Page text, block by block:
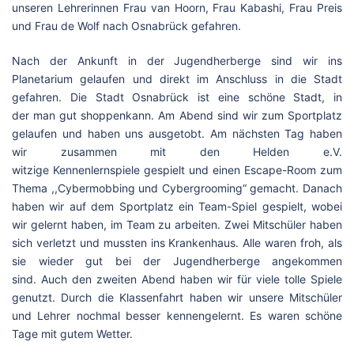
unseren Lehrerinnen Frau van Hoorn, Frau Kabashi, Frau Preis
und Frau de Wolf nach Osnabrück gefahren.
Nach der Ankunft in der Jugendherberge sind wir ins
Planetarium gelaufen und direkt im Anschluss in die Stadt
gefahren. Die Stadt Osnabrück ist eine schöne Stadt, in
der man gut shoppenkann. Am Abend sind wir zum Sportplatz
gelaufen und haben uns ausgetobt. Am nächsten Tag haben
wir zusammen mit den Helden e.V.
witzige Kennenlernspiele gespielt und einen Escape-Room zum
Thema ,,Cybermobbing und Cybergrooming“ gemacht. Danach
haben wir auf dem Sportplatz ein Team-Spiel gespielt, wobei
wir gelernt haben, im Team zu arbeiten. Zwei Mitschüler haben
sich verletzt und mussten ins Krankenhaus. Alle waren froh, als
sie wieder gut bei der Jugendherberge angekommen
sind. Auch den zweiten Abend haben wir für viele tolle Spiele
genutzt. Durch die Klassenfahrt haben wir unsere Mitschüler
und Lehrer nochmal besser kennengelernt. Es waren schöne
Tage mit gutem Wetter.